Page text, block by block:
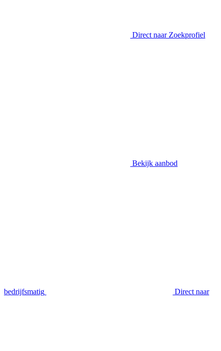
Direct naar Zoekprofiel
Bekijk aanbod
bedrijfsmatig Direct naar